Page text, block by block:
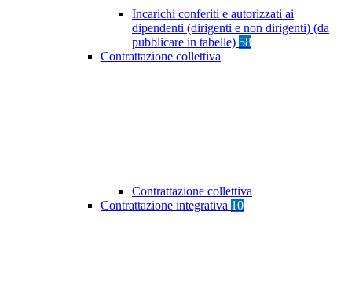
Incarichi conferiti e autorizzati ai
dipendenti (dirigenti e non dirigenti) (da
pubblicare in tabelle) 58
Contrattazione collettiva
Contrattazione collettiva
Contrattazione integrativa 10